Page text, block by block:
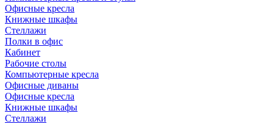
Офисные кресла
Книжные шкафы
Стеллажи
Полки в офис
Кабинет
Рабочие столы
Компьютерные кресла
Офисные диваны
Офисные кресла
Книжные шкафы
Стеллажи